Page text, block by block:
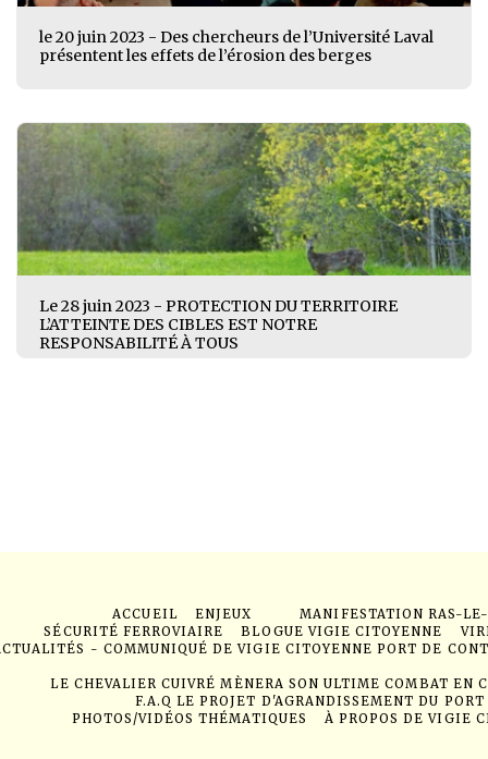
le 20 juin 2023 - Des chercheurs de l’Université Laval
présentent les effets de l’érosion des berges
Le 28 juin 2023 - PROTECTION DU TERRITOIRE
L’ATTEINTE DES CIBLES EST NOTRE
RESPONSABILITÉ À TOUS
ACCUEIL ENJEUX
MANIFESTATION RAS-
SÉCURITÉ FERROVIAIRE
BLOGUE VIGIE CITOYENNE
- COMMUNIQUÉ DE VIGIE CITOYENNE PORT DE
LE CHEVALIER CUIVRÉ MÈNERA SON ULTIME COMBAT EN
F.A.Q LE PROJET D'AGRANDISSEMENT DU
PHOTOS/VIDÉOS THÉMATIQUES
À PROPOS DE VIGIE